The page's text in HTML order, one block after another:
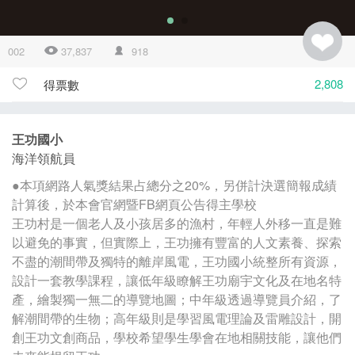
002 37,837 918
得票數 2,808
王功國小
海洋領航員
●本項網路人氣獎結果占總分之20%，另併計決選簡報成績
計算後，於本會官網暨FB網頁公告得主學校
王功村是一個老人及小孩居多的漁村，年輕人外移一直是難
以避免的事實，但實際上，王功擁有豐富的人文素養、探索
不盡的潮間帶及獨特的離岸風電，王功國小統整所有資源，
設計一套教學課程，讓低年級瞭解王功廟宇文化及在地名特
產，繪製獨一無二的導覽地圖；中年級透過導覽員介紹，了
解潮間帶的生物；高年級則是學習風電理論及雷雕設計，開
創王功文創商品，學校希望學生學會在地相關技能，讓他們